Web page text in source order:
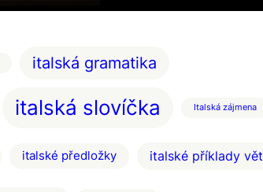
italská gramatika
italská slovíčka Italská zájmena
italské předložky italské příklady vět